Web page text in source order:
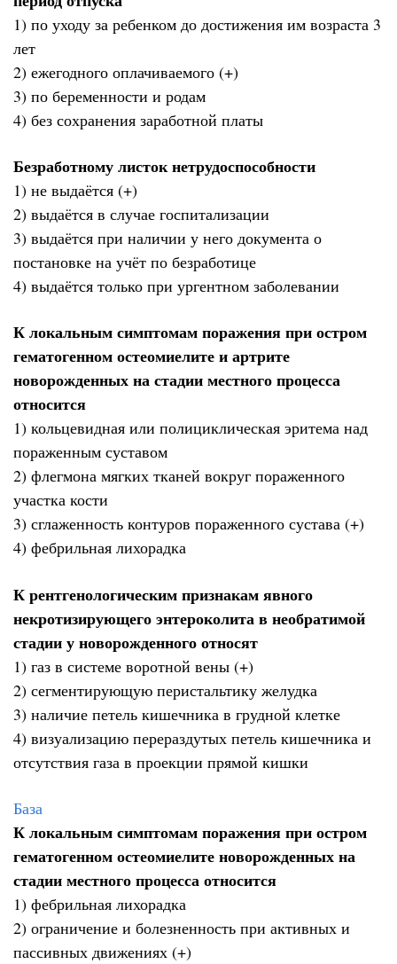
1) по уходу за ребенком до достижения им возраста 3
лет
2) ежегодного оплачиваемого (+)
3) по беременности и родам
4) без сохранения заработной платы
Безработному листок нетрудоспособности
1) не выдаётся (+)
2) выдаётся в случае госпитализации
3) выдаётся при наличии у него документа о
постановке на учёт по безработице
4) выдаётся только при ургентном заболевании
К локальным симптомам поражения при остром
гематогенном остеомиелите и артрите
новорожденных на стадии местного процесса
относится
1) кольцевидная или полициклическая эритема над
пораженным суставом
2) флегмона мягких тканей вокруг пораженного
участка кости
3) сглаженность контуров пораженного сустава (+)
4) фебрильная лихорадка
К рентгенологическим признакам явного
некротизирующего энтероколита в необратимой
стадии у новорожденного относят
1) газ в системе воротной вены (+)
2) сегментирующую перистальтику желудка
3) наличие петель кишечника в грудной клетке
4) визуализацию перераздутых петель кишечника и
отсутствия газа в проекции прямой кишки
База
К локальным симптомам поражения при остром
гематогенном остеомиелите новорожденных на
стадии местного процесса относится
1) фебрильная лихорадка
2) ограничение и болезненность при активных и
пассивных движениях (+)